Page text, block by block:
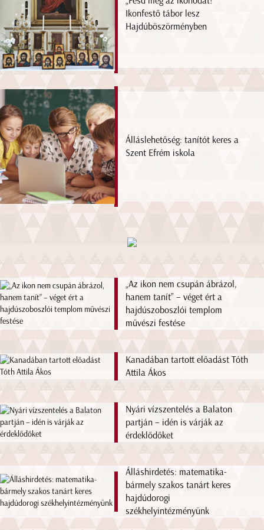
Ikonfestő tábor lesz
Hajdúböszörményben
Álláslehetőség: tanítót keres a
Szent Efrém iskola
„Az ikon nem csupán ábrázol,
hanem tanít” – véget ért a
hajdúszoboszlói templom
művészi festése
Kanadában tartott előadást Tóth
Attila Ákos
Nyári vízszentelés a Balaton
partján – idén is várják az
érdeklődőket
Álláshirdetés: matematika-
bármely szakos tanárt keres
hajdúdorogi
székhelyintézményünk